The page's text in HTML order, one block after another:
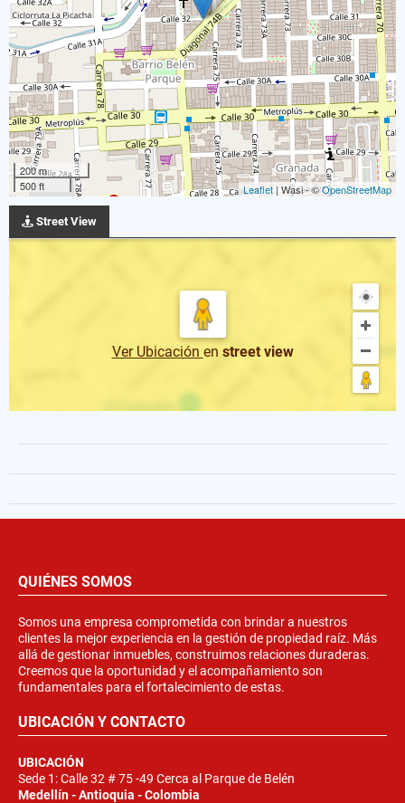
200 m
500 ft
Leaflet | Wasi - ©OpenStreetMap
Street View
Ver Ubicación en street view
QUIÉNES SOMOS
Somos una empresa comprometida con brindar a nuestros
clientes la mejor experiencia en la gestión de propiedad raíz. Más
allá de gestionar inmuebles, construimos relaciones duraderas.
Creemos que la oportunidad y el acompañamiento son
fundamentales para el fortalecimiento de estas.
UBICACIÓN Y CONTACTO
UBICACIÓN
Sede 1: Calle 32 # 75 -49 Cerca al Parque de Belén
Medellín - Antioquia - Colombia